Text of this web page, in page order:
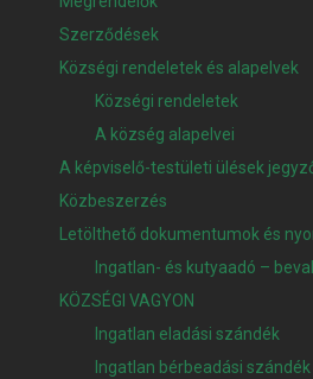
Szerződések
Községi rendeletek és alapelvek
Községi rendeletek
A község alapelvei
A képviselő-testületi ülések
Közbeszerzés
Letölthető dokumentumok és
Ingatlan- és kutyaadó –
KÖZSÉGI VAGYON
Ingatlan eladási szándék
Ingatlan bérbeadási szándék